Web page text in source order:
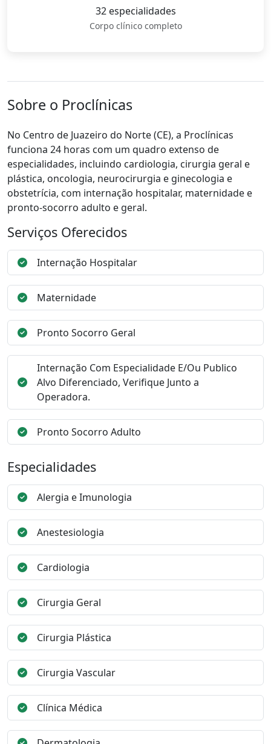
32 especialidades
Corpo clínico completo
Sobre o Proclínicas
No Centro de Juazeiro do Norte (CE), a Proclínicas
funciona 24 horas com um quadro extenso de
especialidades, incluindo cardiologia, cirurgia geral e
plástica, oncologia, neurocirurgia e ginecologia e
obstetrícia, com internação hospitalar, maternidade e
pronto-socorro adulto e geral.
Serviços Oferecidos
Internação Hospitalar
Maternidade
Pronto Socorro Geral
Internação Com Especialidade E/Ou Publico
Alvo Diferenciado, Verifique Junto a
Operadora.
Pronto Socorro Adulto
Especialidades
Alergia e Imunologia
Anestesiologia
Cardiologia
Cirurgia Geral
Cirurgia Plástica
Cirurgia Vascular
Clínica Médica